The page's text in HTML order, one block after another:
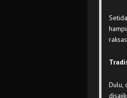
Dulu,